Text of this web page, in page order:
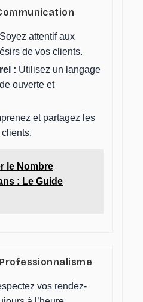
Soyez attentif aux
de vos clients.
: Utilisez un langage
ouverte et
et partagez les
le Nombre
: Le Guide
vos rendez-